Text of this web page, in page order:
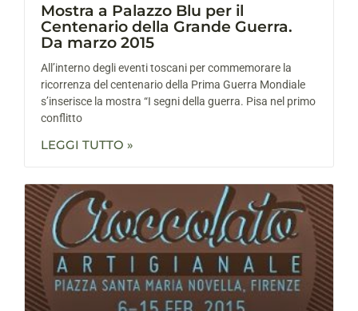
Mostra a Palazzo Blu per il
Centenario della Grande Guerra.
Da marzo 2015
All’interno degli eventi toscani per commemorare la
ricorrenza del centenario della Prima Guerra Mondiale
s’inserisce la mostra “I segni della guerra. Pisa nel primo
conflitto
LEGGI TUTTO »